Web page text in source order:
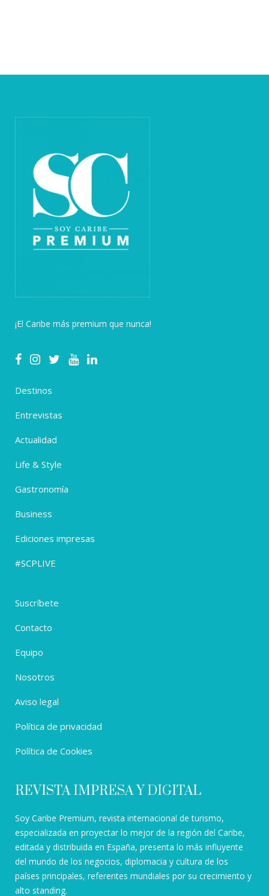
¡El Caribe más premium que nunca!
Destinos
Entrevistas
Actualidad
Life & Style
Gastronomía
Business
Ediciones impresas
#SCPLIVE
Suscríbete
Contacto
Equipo
Nosotros
Aviso legal
Política de privacidad
Política de Cookies
REVISTA IMPRESA Y DIGITAL
Soy Caribe Premium, revista internacional de turismo,
especializada en proyectar lo mejor de la región del Caribe,
editada y distribuida en España, presenta lo más influyente
del mundo de los negocios, diplomacia y cultura de los
países principales, referentes mundiales por su crecimiento y
alto standing.